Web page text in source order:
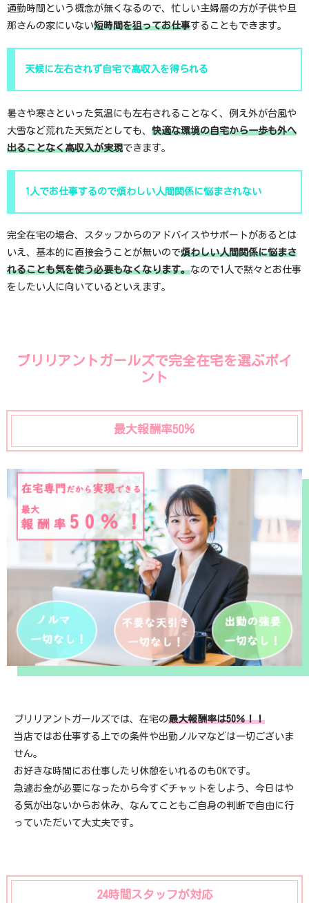
通勤時間という概念が無くなるので、忙しい主婦層の方が子供や旦
那さんの家にいない短時間を狙ってお仕事することもできます。
天候に左右されず自宅で高収入を得られる
暑さや寒さといった気温にも左右されることなく、例え外が台風や
大雪など荒れた天気だとしても、 快適な環境の自宅から一歩も外へ
出ることなく高収入が実現できます。
1人でお仕事するので煩わしい人間関係に悩まされない
完全在宅の場合、スタッフからのアドバイスやサポートがあるとは
いえ、基本的に直接会うことが無いので煩わしい人間関係に悩まさ
れることも気を使う必要もなくなります。なので1人で黙々とお仕事
をしたい人に向いているといえます。
ブリリアントガールズで完全在宅を選ぶポイ
ント
最大報酬率50％
ブリリアントガールズでは、在宅の最大報酬率は50％！！
当店ではお仕事する上での条件や出勤ノルマなどは一切ございま
せん。
お好きな時間にお仕事したり休憩をいれるのもOKです。
急遽お金が必要になったから今すぐチャットをしよう、今日はや
る気が出ないからお休み、なんてこともご自身の判断で自由に行
っていただいて大丈夫です。
24時間スタッフが対応